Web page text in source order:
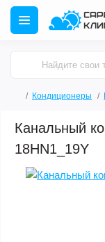
Кондиционеры
Канальный
18HN1_19Y